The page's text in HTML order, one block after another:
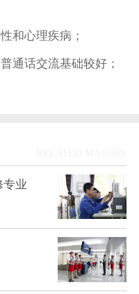
和心理疾病；
通话交流基础较好；
专业